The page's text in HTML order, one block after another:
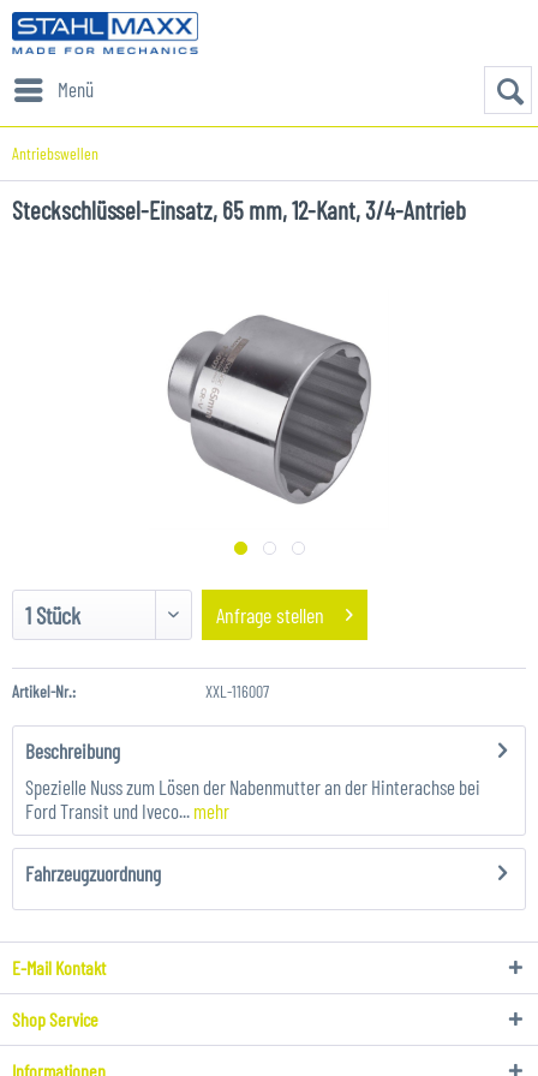
Menü
Antriebswellen
Steckschlüssel-Einsatz, 65 mm, 12-Kant, 3/4-Antrieb
Anfrage stellen
Artikel-Nr.: XXL-116007
Beschreibung
Spezielle Nuss zum Lösen der Nabenmutter an der Hinterachse bei
Ford Transit und Iveco... mehr
Fahrzeugzuordnung
E-Mail Kontakt
Shop Service
Informationen